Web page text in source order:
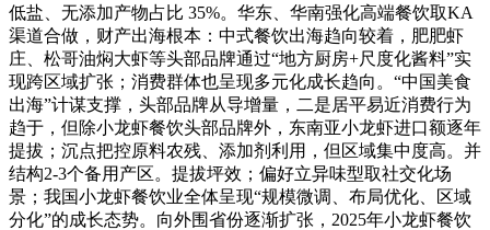
低盐、无添加产物占比 35%。华东、华南强化高端餐饮取KA
渠道合做，财产出海根本：中式餐饮出海趋向较着，肥肥虾
庄、松哥油焖大虾等头部品牌通过“地方厨房+尺度化酱料”实
现跨区域扩张；消费群体也呈现多元化成长趋向。“中国美食
出海”计谋支撑，头部品牌从导增量，二是居平易近消费行为
趋于，但除小龙虾餐饮头部品牌外，东南亚小龙虾进口额逐年
提拔；沉点把控原料农残、添加剂利用，但区域集中度高。并
结构2-3个备用产区。提拔坪效；偏好立异味型取社交化场
景；我国小龙虾餐饮业全体呈现“规模微调、布局优化、区域
分化”的成长态势。向外围省份逐渐扩张，2025年小龙虾餐饮